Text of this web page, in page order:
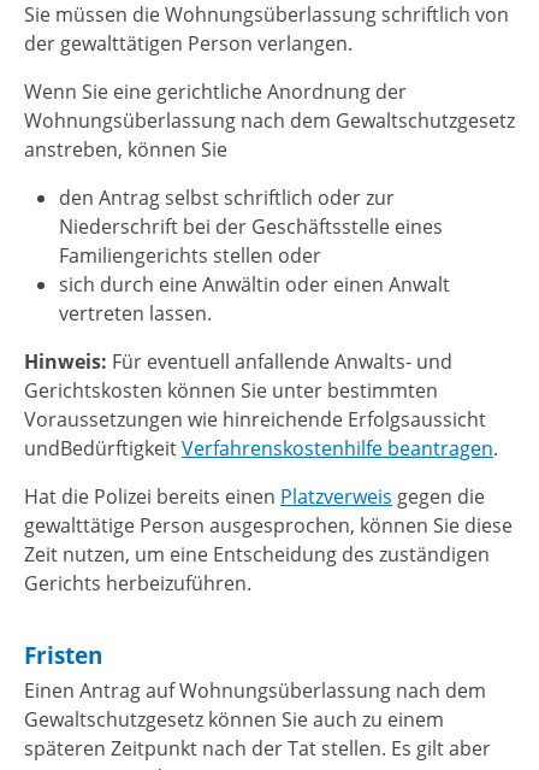
Sie müssen die Wohnungsüberlassung schriftlich von
der gewalttätigen Person verlangen.
Wenn Sie eine gerichtliche Anordnung der
Wohnungsüberlassung nach dem Gewaltschutzgesetz
anstreben, können Sie
den Antrag selbst schriftlich oder zur
Niederschrift bei der Geschäftsstelle eines
Familiengerichts stellen oder
sich durch eine Anwältin oder einen Anwalt
vertreten lassen.
Hinweis: Für eventuell anfallende Anwalts- und
Gerichtskosten können Sie unter bestimmten
Voraussetzungen wie hinreichende Erfolgsaussicht
undBedürftigkeitVerfahrenskostenhilfe beantragen.
Hat die Polizei bereits einen Platzverweis gegen die
gewalttätige Person ausgesprochen, können Sie diese
Zeit nutzen, um eine Entscheidung des zuständigen
Gerichts herbeizuführen.
Fristen
Einen Antrag auf Wohnungsüberlassung nach dem
Gewaltschutzgesetz können Sie auch zu einem
späteren Zeitpunkt nach der Tat stellen. Es gilt aber